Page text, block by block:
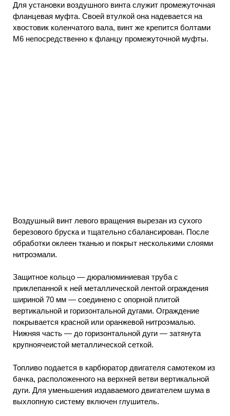
Для установки воздушного винта служит промежуточная
фланцевая муфта. Своей втулкой она надевается на
хвостовик коленчатого вала, винт же крепится болтами
М6 непосредственно к фланцу промежуточной муфты.
Воздушный винт левого вращения вырезан из сухого
березового бруска и тщательно сбалансирован. После
обработки оклеен тканью и покрыт несколькими слоями
нитроэмали.
Защитное кольцо — дюралюминиевая труба с
приклепанной к ней металлической лентой ограждения
шириной 70 мм — соединено с опорной плитой
вертикальной и горизонтальной дугами. Ограждение
покрывается красной или оранжевой нитроэмалью.
Нижняя часть — до горизонтальной дуги — затянута
крупноячеистой металлической сеткой.
Топливо подается в карбюратор двигателя самотеком из
бачка, расположенного на верхней ветви вертикальной
дуги. Для уменьшения издаваемого двигателем шума в
выхлопную систему включен глушитель.